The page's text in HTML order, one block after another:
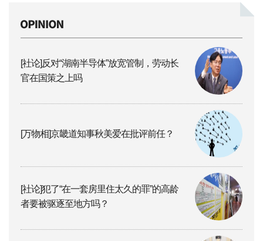
[社论]反对“湖南半导体”放宽管制，劳动长
官在国策之上吗
[万物相]京畿道知事秋美爱在批评前任？
[社论]犯了“在一套房里住太久的罪”的高龄
者要被驱逐至地方吗？